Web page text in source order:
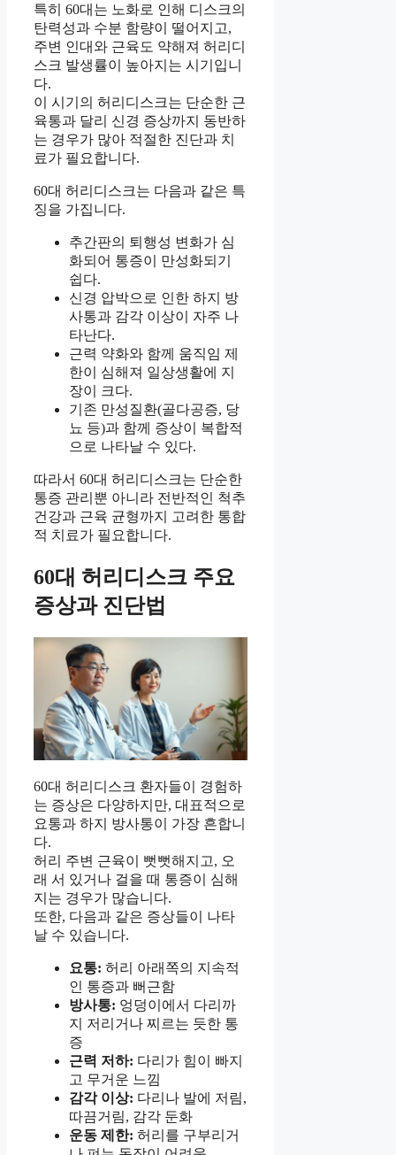
특히 60대는 노화로 인해 디스크의
탄력성과 수분 함량이 떨어지고,
주변 인대와 근육도 약해져 허리디
스크 발생률이 높아지는 시기입니
다.
이 시기의 허리디스크는 단순한 근
육통과 달리 신경 증상까지 동반하
는 경우가 많아 적절한 진단과 치
료가 필요합니다.
60대 허리디스크는 다음과 같은 특
징을 가집니다.
추간판의 퇴행성 변화가 심
화되어 통증이 만성화되기
쉽다.
신경 압박으로 인한 하지 방
사통과 감각 이상이 자주 나
타난다.
근력 약화와 함께 움직임 제
한이 심해져 일상생활에 지
장이 크다.
기존 만성질환(골다공증, 당
뇨 등)과 함께 증상이 복합적
으로 나타날 수 있다.
따라서 60대 허리디스크는 단순한
통증 관리뿐 아니라 전반적인 척추
건강과 근육 균형까지 고려한 통합
적 치료가 필요합니다.
60대 허리디스크 주요
증상과 진단법
60대 허리디스크 환자들이 경험하
는 증상은 다양하지만, 대표적으로
요통과 하지 방사통이 가장 흔합니
다.
허리 주변 근육이 뻣뻣해지고, 오
래 서 있거나 걸을 때 통증이 심해
지는 경우가 많습니다.
또한, 다음과 같은 증상들이 나타
날 수 있습니다.
요통: 허리 아래쪽의 지속적
인 통증과 뻐근함
방사통: 엉덩이에서 다리까
지 저리거나 찌르는 듯한 통
증
근력 저하: 다리가 힘이 빠지
고 무거운 느낌
감각 이상: 다리나 발에 저림,
따끔거림, 감각 둔화
운동 제한: 허리를 구부리거